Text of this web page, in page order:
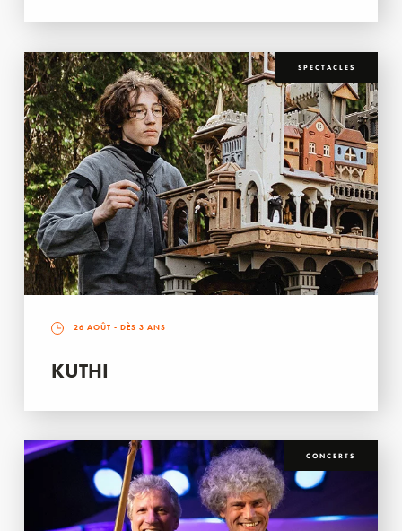
SPECTACLES
26 AOÛT - DÈS 3 ANS
KUTHI
CONCERTS